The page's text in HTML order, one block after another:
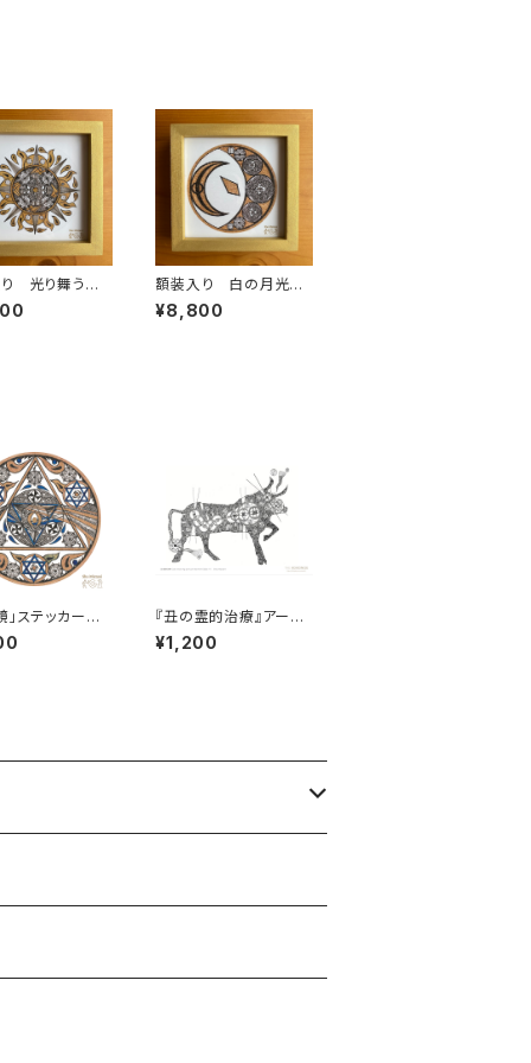
り 光り舞う
ー
額装入り 白の月光
浴 ステッカー
¥8,800
」ステッカーⅥ
］
『丑の霊的治療』アート
カード⑥［中サイズ］
¥1,200